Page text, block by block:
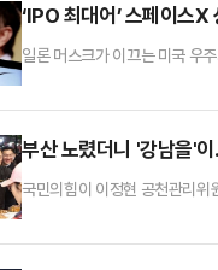
‘IPO 최대어’ 스페이스
일론 머스크가 이끄는 미국 우
상장된 종목들 중 상승률 7위
부산 노렸더니 '강남을'
국민의힘이 이정현 공천관리
이정현 위원장은 18일 페이스